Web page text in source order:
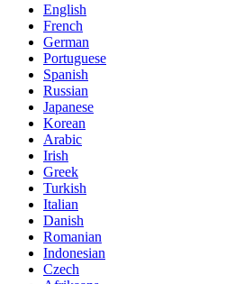
English
French
German
Portuguese
Spanish
Russian
Japanese
Korean
Arabic
Irish
Greek
Turkish
Italian
Danish
Romanian
Indonesian
Czech